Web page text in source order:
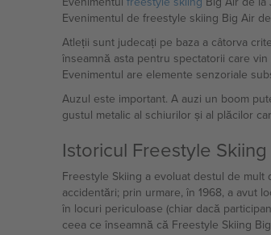
Evenimentul de freestyle skiing Big Air
Atleții sunt judecați pe baza a câtorva
înseamnă asta pentru spectatorii care
Evenimentul are elemente senzoriale
Auzul este important. A auzi un boom
gustul metalic al schiurilor și al plăcilor
Istoricul Freestyle
Freestyle Skiing a evoluat destul de mult
accidentări; prin urmare, în 1968, a avut
în locuri periculoase (chiar dacă
ceea ce înseamnă că Freestyle Skiing